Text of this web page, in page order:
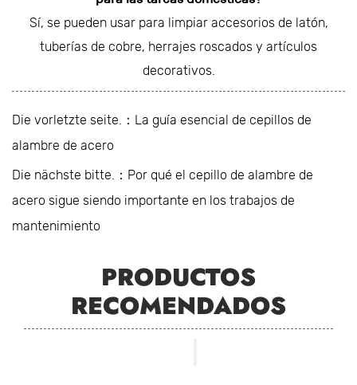
Sí, se pueden usar para limpiar accesorios de latón,
tuberías de cobre, herrajes roscados y artículos
decorativos.
Die vorletzte seite.：La guía esencial de cepillos de
alambre de acero
Die nächste bitte.：Por qué el cepillo de alambre de
acero sigue siendo importante en los trabajos de
mantenimiento
PRODUCTOS
RECOMENDADOS